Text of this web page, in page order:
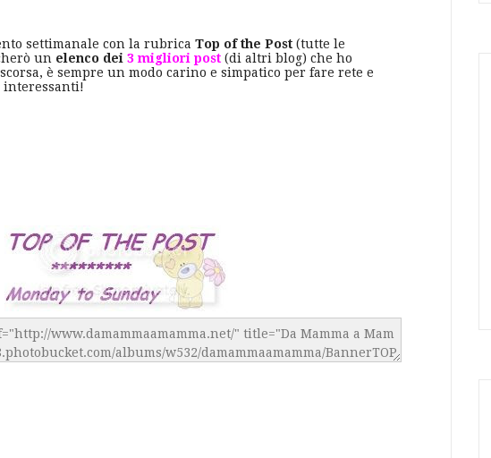
settimanale con la rubrica Top of the Post (tutte le
un elenco dei 3 migliori post (di altri blog) che ho
è sempre un modo carino e simpatico per fare rete e